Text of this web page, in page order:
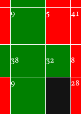
9 5 41
38 32 8
9 28